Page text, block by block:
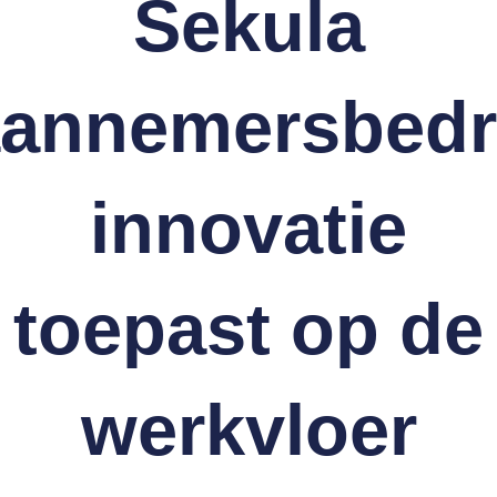
Sekula
innovatie
toepast op de
werkvloer